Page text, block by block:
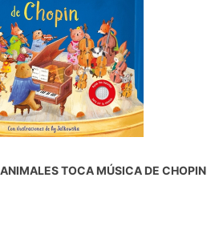
TOCA MÚSICA DE CHOPIN